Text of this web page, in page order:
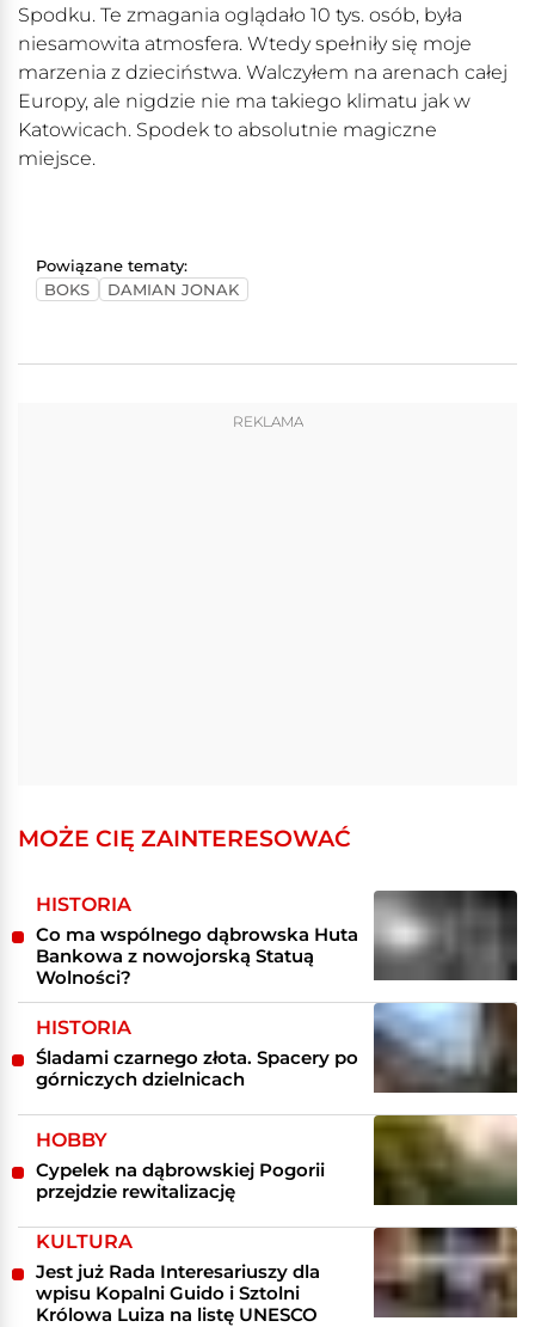
Spodku. Te zmagania oglądało 10 tys. osób, była
niesamowita atmosfera. Wtedy spełniły się moje
marzenia z dzieciństwa. Walczyłem na arenach całej
Europy, ale nigdzie nie ma takiego klimatu jak w
Katowicach. Spodek to absolutnie magiczne
miejsce.
Powiązane tematy:
BOKS
DAMIAN JONAK
REKLAMA
MOŻE CIĘ ZAINTERESOWAĆ
HISTORIA
Co ma wspólnego dąbrowska Huta
Bankowa z nowojorską Statuą
Wolności?
HISTORIA
Śladami czarnego złota. Spacery po
górniczych dzielnicach
HOBBY
Cypelek na dąbrowskiej Pogorii
przejdzie rewitalizację
KULTURA
Jest już Rada Interesariuszy dla
wpisu Kopalni Guido i Sztolni
Królowa Luiza na listę UNESCO